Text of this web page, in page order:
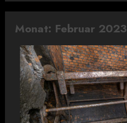
Monat: Februar 2023